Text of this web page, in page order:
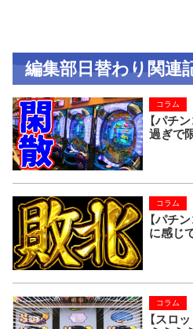
編集部日替わり関連
【パチ
過ぎで
コラム
【パチ
に感じ
コラム
【スロ
コラム